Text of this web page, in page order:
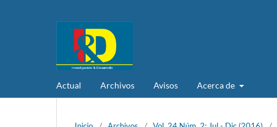
Actual Archivos Avisos Acerca de